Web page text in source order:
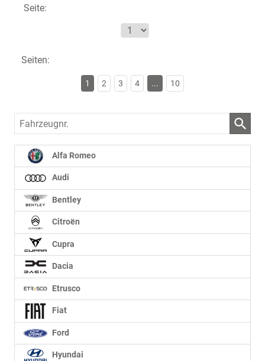
Seite:
Seiten:
1 2 3 4 ... 10
Fahrzeugnr.
Alfa Romeo
Audi
Bentley
Citroën
Cupra
Dacia
Etrusco
Fiat
Ford
Hyundai